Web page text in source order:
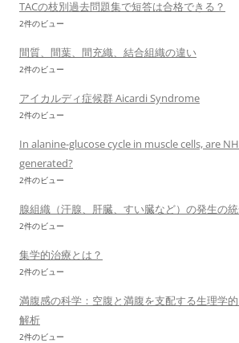
TACの枝別過去問題集で短答は合格できる？
2件のビュー
間質、間葉、間充織、結合組織の違い
2件のビュー
アイカルディ症候群 Aicardi Syndrome
2件のビュー
In alanine-glucose cycle in muscle cells, are
generated?
2件のビュー
腺組織（汗腺、肝臓、すい臓など）の発生の
2件のビュー
集学的治療とは？
2件のビュー
満腹感の科学：空腹と満腹を支配する生理学
解析
2件のビュー